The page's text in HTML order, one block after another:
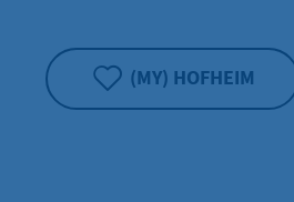
(MY) HOFHEIM